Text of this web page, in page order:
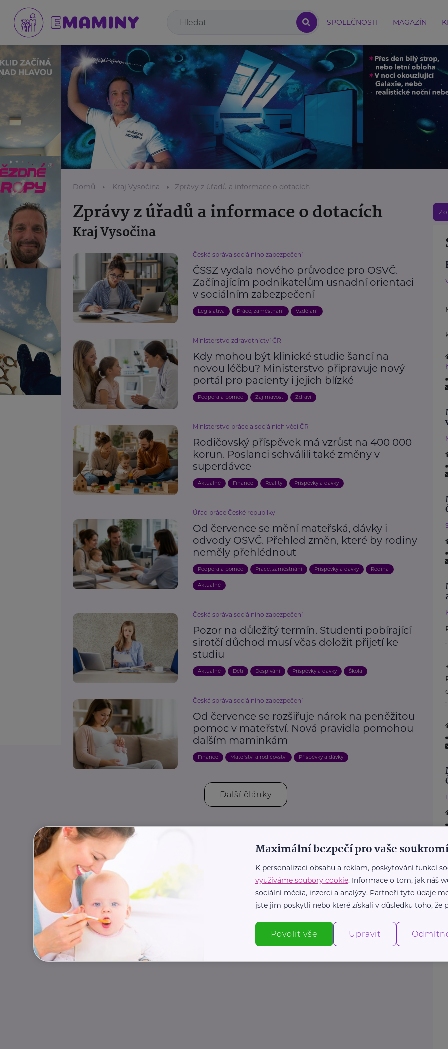
SPOLEČNOSTI MAGAZÍN
Domů Kraj Vysočina Zprávy z úřadů a informace o dotacích
Zprávy z úřadů a informace o dotacích
Kraj Vysočina
Česká správa sociálního zabezpečení
ČSSZ vydala nového průvodce pro OSVČ.
Začínajícím podnikatelům usnadní orientaci
v sociálním zabezpečení
Legislativa Práce, zaměstnání Vzdělání
Ministerstvo zdravotnictví ČR
Kdy mohou být klinické studie šancí na
novou léčbu? Ministerstvo připravuje nový
portál pro pacienty i jejich blízké
Podpora a pomoc Zajímavost Zdraví
Ministerstvo práce a sociálních věcí ČR
Rodičovský příspěvek má vzrůst na 400 000
korun. Poslanci schválili také změny v
superdávce
Aktuálně Finance Reality Příspěvky a dávky
Úřad práce České republiky
Od července se mění mateřská, dávky i
odvody OSVČ. Přehled změn, které by rodiny
neměly přehlédnout
Podpora a pomoc Práce, zaměstnání Příspěvky a dávky Rodina
Aktuálně
Česká správa sociálního zabezpečení
Pozor na důležitý termín. Studenti pobírající
sirotčí důchod musí včas doložit přijetí ke
studiu
Aktuálně Děti Dospívání Příspěvky a dávky Škola
Česká správa sociálního zabezpečení
Od července se rozšiřuje nárok na peněžitou
pomoc v mateřství. Nová pravidla pomohou
dalším maminkám
Finance Mateřství a rodičovství Příspěvky a dávky
Další články
:
Maximální bezpečí pro vaše
K personalizaci obsahu a reklam, poskytování funkcí
využíváme soubory cookie. Informace o tom, jak náš
sociální média, inzerci a analýzy. Partneři tyto údaje
jste jim poskytli nebo které získali v důsledku toho, že
Povolit vše Upravit